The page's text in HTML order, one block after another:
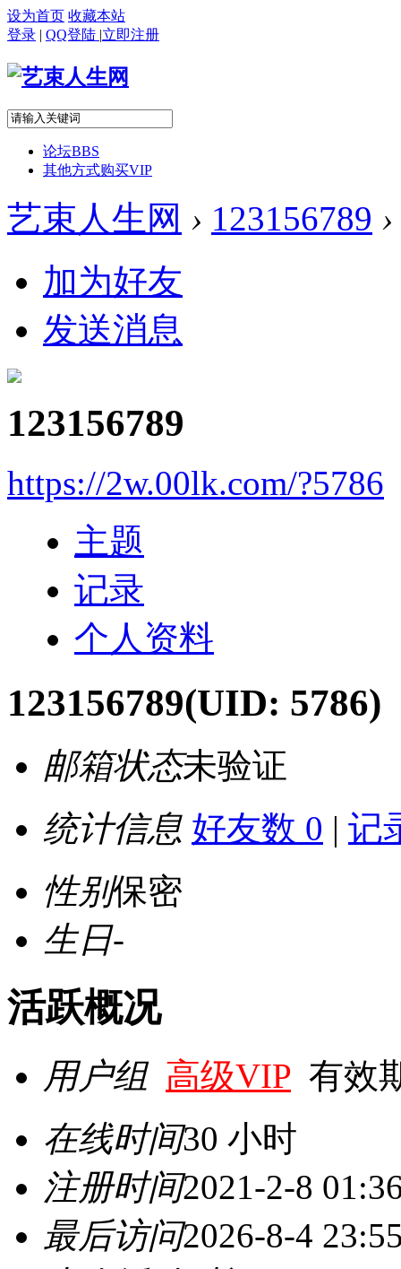
设为首页 收藏本站
登录 | QQ登陆 |立即注册
论坛BBS
其他方式购买VIP
艺束人生网 › 123156789 ›
加为好友
发送消息
123156789
https://2w.00lk.com/?5786
主题
记录
个人资料
123156789(UID: 5786)
邮箱状态未验证
统计信息 好友数 0 | 记
性别保密
生日-
活跃概况
用户组 高级VIP 有效
在线时间30 小时
注册时间2021-2-8
最后访问2026-8-4